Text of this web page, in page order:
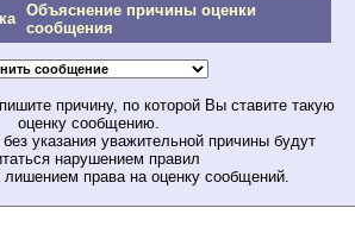
Объяснение причины оценки
сообщения
причину, по которой Вы ставите такую
оценку сообщению.
указания уважительной причины будут
нарушением правил
лишением права на оценку сообщений.